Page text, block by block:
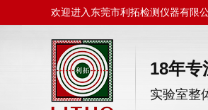
欢迎进入东莞市利拓检测仪器有限
18年专
实验室整